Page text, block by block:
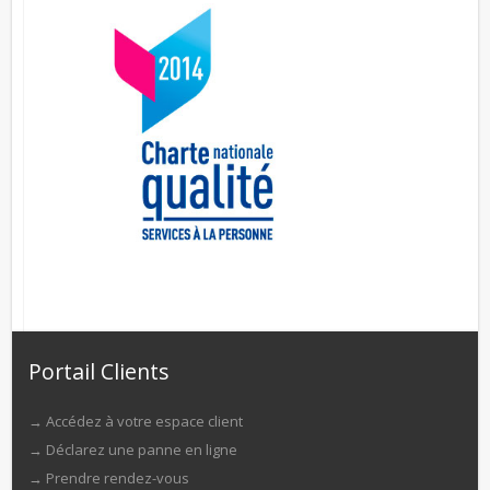
Portail Clients
→ Accédez à votre espace client
→ Déclarez une panne en ligne
→ Prendre rendez-vous